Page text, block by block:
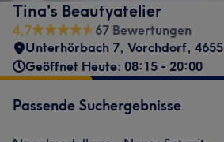
Tina's Beautyatelier
4,7
67 Bewertungen
Unterhörbach 7, Vorchdorf, 4655
Geöffnet Heute: 08:15 - 20:00
Passende Suchergebnisse